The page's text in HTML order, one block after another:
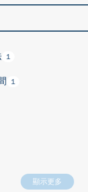
1
1
顯示更多